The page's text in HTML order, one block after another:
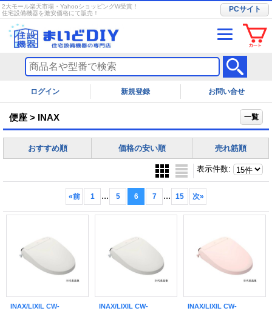
2大モール楽天市場・YahooショッピングW受賞！
住宅設備機器を激安価格にて販売！
PCサイト
ログイン お問い合せ
便座 > INAX 一覧
おすすめ順 価格の安い順 売れ筋順
表示件数:
«前 1 ... 5 6 7 ... 15 次»
INAX/LIXIL CW-
INAX/LIXIL CW-
INAX/LIXIL CW-